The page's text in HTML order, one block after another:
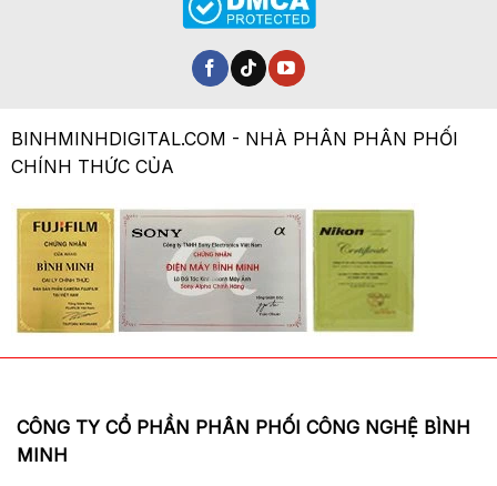
BINHMINHDIGITAL.COM - NHÀ PHÂN PHÂN PHỐI
CHÍNH THỨC CỦA
CÔNG TY CỔ PHẦN PHÂN PHỐI CÔNG NGHỆ BÌNH
MINH